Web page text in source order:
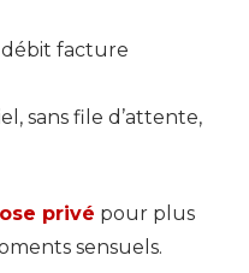
débit facture
sans file d’attente,
privé pour plus
sensuels.